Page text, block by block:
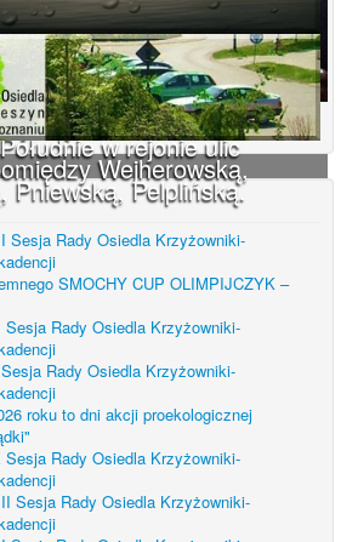
terenu
w rejonie ulic
Wejherowską,
Pniewską, Pelplińską.
Sesja Rady Osiedla Krzyżowniki-
SMOCHY CUP OLIMPIJCZYK –
Sesja Rady Osiedla Krzyżowniki-
Rady Osiedla Krzyżowniki-
roku to dni akcji proekologicznej
Sesja Rady Osiedla Krzyżowniki-
Sesja Rady Osiedla Krzyżowniki-